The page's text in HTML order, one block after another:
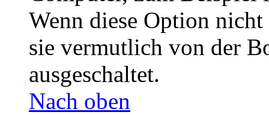
Wenn diese Option
sie vermutlich von der
ausgeschaltet.
Nach oben